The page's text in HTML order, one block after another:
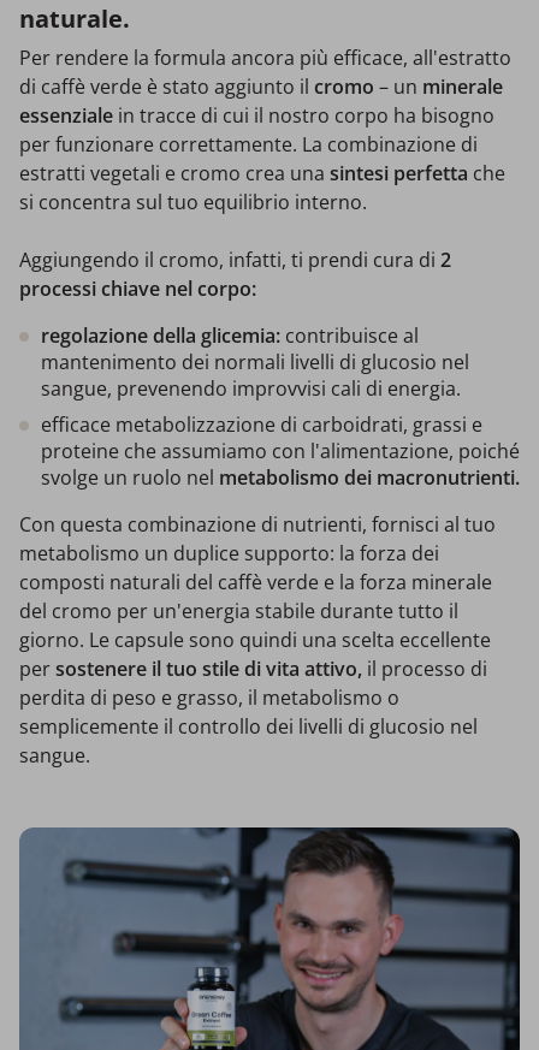
naturale.
Per rendere la formula ancora più efficace, all'estratto
di caffè verde è stato aggiunto il cromo – un minerale
essenziale in tracce di cui il nostro corpo ha bisogno
per funzionare correttamente. La combinazione di
estratti vegetali e cromo crea una sintesi perfetta che
si concentra sul tuo equilibrio interno.
Aggiungendo il cromo, infatti, ti prendi cura di 2
processi chiave nel corpo:
regolazione della glicemia: contribuisce al
mantenimento dei normali livelli di glucosio nel
sangue, prevenendo improvvisi cali di energia.
efficace metabolizzazione di carboidrati, grassi e
proteine che assumiamo con l'alimentazione, poiché
svolge un ruolo nel metabolismo dei macronutrienti.
Con questa combinazione di nutrienti, fornisci al tuo
metabolismo un duplice supporto: la forza dei
composti naturali del caffè verde e la forza minerale
del cromo per un'energia stabile durante tutto il
giorno. Le capsule sono quindi una scelta eccellente
persostenere il tuo stile di vita attivo, il processo di
perdita di peso e grasso, il metabolismo o
semplicemente il controllo dei livelli di glucosio nel
sangue.